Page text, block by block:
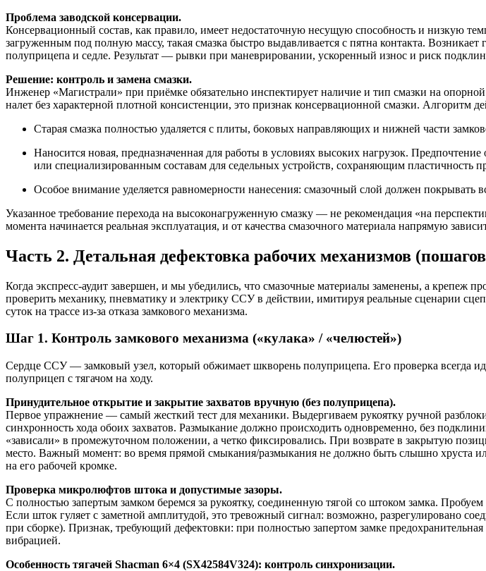
Проблема заводской консервации.
Консервационный состав, как правило, имеет недостаточную несущую способность и низкую
загруженным под полную массу, такая смазка быстро выдавливается с пятна контакта.
полуприцепа и седле. Результат — рывки при маневрировании, ускоренный износ и риск
Решение: контроль и замена смазки.
Инженер «Магистрали» при приёмке обязательно инспектирует наличие и тип смазки на
налет без характерной плотной консистенции, это признак консервационной смазки. Алгоритм
Старая смазка полностью удаляется с плиты, боковых направляющих и нижней части
Наносится новая, предназначенная для работы в условиях высоких нагрузок.
или специализированным составам для седельных устройств, сохраняющим пластичность
Особое внимание уделяется равномерности нанесения: смазочный слой должен покрывать
Указанное требование перехода на высоконагруженную смазку — не рекомендация «на
момента начинается реальная эксплуатация, и от качества смазочного материала напрямую
Часть 2. Детальная дефектовка рабочих механизмов
Когда экспресс-аудит завершен, и мы убедились, что смазочные материалы заменены, а крепеж
проверить механику, пневматику и электрику ССУ в действии, имитируя реальные сценарии
суток на трассе из-за отказа замкового механизма.
Шаг 1. Контроль замкового механизма («кулака» / «челюстей»)
Сердце ССУ — замковый узел, который обжимает шкворень полуприцепа. Его проверка всегда
полуприцеп с тягачом на ходу.
Принудительное открытие и закрытие захватов вручную (без полуприцепа).
Первое упражнение — самый жесткий тест для механики. Выдергиваем рукоятку ручной
синхронность хода обоих захватов. Размыкание должно происходить одновременно, без
«зависали» в промежуточном положении, а четко фиксировались. При возврате в закрытую
место. Важный момент: во время прямой смыкания/размыкания не должно быть слышно хруста
на его рабочей кромке.
Проверка микролюфтов штока и допустимые зазоры.
С полностью запертым замком беремся за рукоятку, соединенную тягой со штоком замка.
Если шток гуляет с заметной амплитудой, это тревожный сигнал: возможно, разрегулировано
при сборке). Признак, требующий дефектовки: при полностью запертом замке
вибрацией.
Особенность тягачей Shacman 6×4 (SX42584V324): контроль синхронизации.